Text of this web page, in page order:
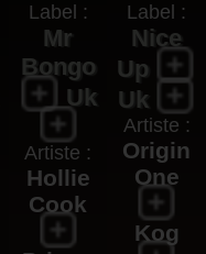
Label :
Mr
Bongo
Uk
Artiste :
Hollie
Cook
Label :
Nice
Up
Uk
Artiste :
Origin
One
Kog